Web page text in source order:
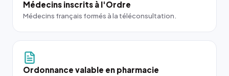
Médecins inscrits à l'Ordre
Médecins français formés à la téléconsultation.
Ordonnance valable en pharmacie